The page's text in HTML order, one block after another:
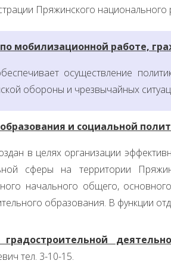
Пряжинского
мобилизационной работе,
осуществление
обороны и чрезвычайных
и социальной
в целях организации
сферы на территории
начального общего,
образования. В функции
тел. 3-10-15.